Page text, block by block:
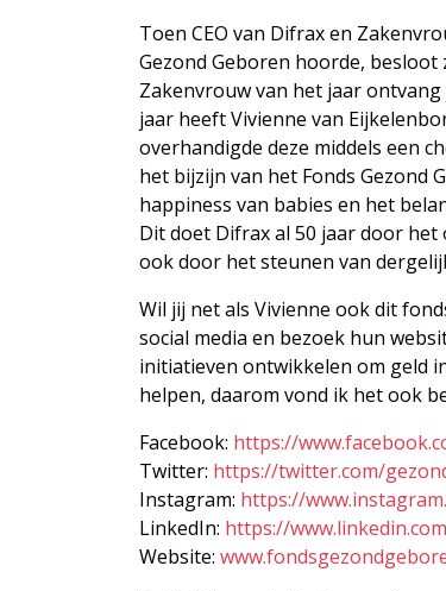
Toen CEO van Difrax en
Gezond Geboren hoorde, besloot
Zakenvrouw van het jaar
jaar heeft Vivienne van
overhandigde deze middels een
het bijzijn van het Fonds Gezond
happiness van babies en het
Dit doet Difrax al 50 jaar door
ook door het steunen van
Wil jij net als Vivienne ook dit
social media en bezoek hun
initiatieven ontwikkelen om geld
helpen, daarom vond ik het ook
Facebook: https://
Twitter: https://twitter.com/
Instagram: https://
LinkedIn: https://
Website: